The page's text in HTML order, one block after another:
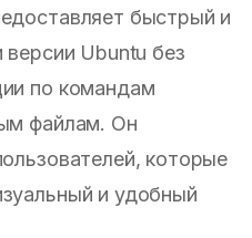
быстрый и
версии Ubuntu без
по командам
файлам. Он
которые
и удобный